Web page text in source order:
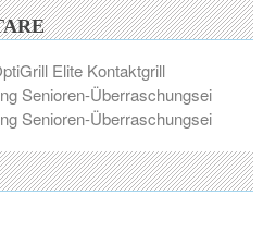
Elite Kontaktgrill
Senioren-Überraschungsei
Senioren-Überraschungsei